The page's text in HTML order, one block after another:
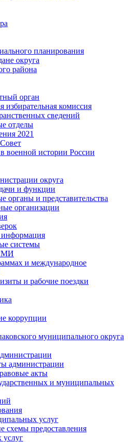
планирования
округа
района
орган
избирательная комиссия
сведений
отделы
2021
военной истории России
округа
и функции
органы и представительства
организации
информация
системы
и международное
и рабочие поездки
коррупции
муниципального округа
администрации
акты
и муниципальных
услуг
схемы предоставления